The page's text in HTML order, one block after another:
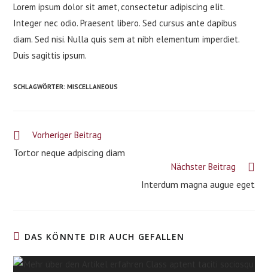
Lorem ipsum dolor sit amet, consectetur adipiscing elit.
Integer nec odio. Praesent libero. Sed cursus ante dapibus
diam. Sed nisi. Nulla quis sem at nibh elementum imperdiet.
Duis sagittis ipsum.
SCHLAGWÖRTER:MISCELLANEOUS
Weitere
ansehen
Vorheriger Beitrag
Tortor neque adpiscing diam
Nächster Beitrag
Interdum magna augue eget
DAS KÖNNTE DIR AUCH GEFALLEN